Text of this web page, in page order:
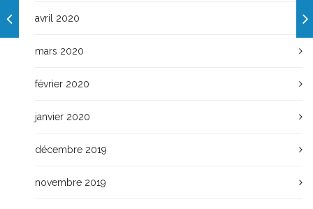
avril 2020
mars 2020
février 2020
janvier 2020
décembre 2019
novembre 2019